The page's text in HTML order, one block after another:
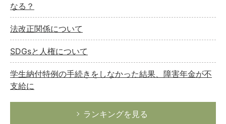
なる？
法改正関係について
SDGsと人権について
学生納付特例の手続きをしなかった結果、障害年金が不
支給に
ランキングを見る